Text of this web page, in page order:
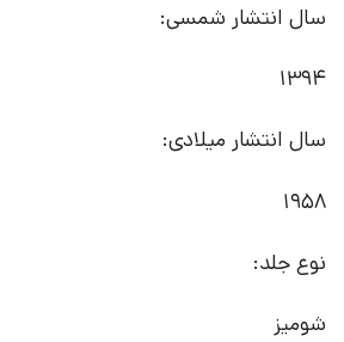
سال انتشار شمسی:
1394
سال انتشار میلادی:
1958
نوع جلد:
شومیز